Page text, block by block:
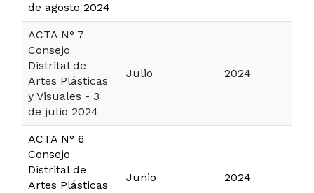
de agosto 2024
ACTA N° 7
Consejo
Distrital de
Artes Plásticas
y Visuales - 3
de julio 2024
Julio 2024
ACTA N° 6
Consejo
Distrital de
Artes Plásticas
Junio 2024